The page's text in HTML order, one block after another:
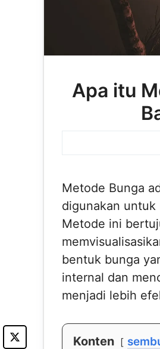
Apa itu
Metode Bunga
digunakan untuk
Metode ini
bentuk bunga
internal dan
menjadi lebih
Konten